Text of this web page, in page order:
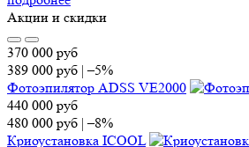
Акции и скидки
370 000 руб
389 000 руб |–5%
Фотоэпилятор ADSS VE2000
440 000 руб
480 000 руб |–8%
Криоустановка ICOOL